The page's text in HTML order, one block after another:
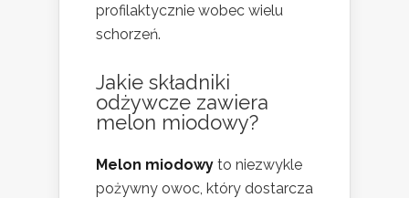
profilaktycznie wobec wielu
schorzeń.
Jakie składniki
odżywcze zawiera
melon miodowy?
Melon miodowy to niezwykle
pożywny owoc, który dostarcza